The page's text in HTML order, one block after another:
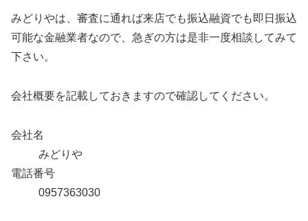
みどりやは、審査に通れば来店でも振込融資でも即日振込
可能な金融業者なので、急ぎの方は是非一度相談してみて
下さい。
会社概要を記載しておきますので確認してください。
会社名
みどりや
電話番号
0957363030